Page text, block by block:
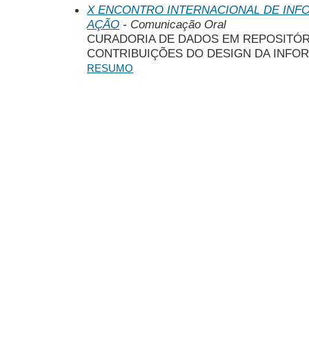
X ENCONTRO INTERNACIONAL DE
AÇÃO - Comunicação Oral
CURADORIA DE DADOS EM
CONTRIBUIÇÕES DO DESIGN DA
RESUMO